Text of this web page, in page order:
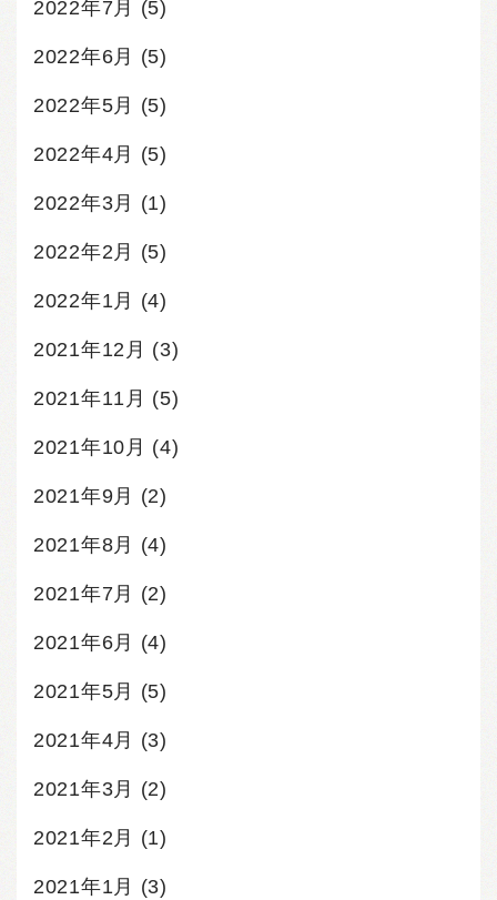
2022年7月 (5)
2022年6月 (5)
2022年5月 (5)
2022年4月 (5)
2022年3月 (1)
2022年2月 (5)
2022年1月 (4)
2021年12月 (3)
2021年11月 (5)
2021年10月 (4)
2021年9月 (2)
2021年8月 (4)
2021年7月 (2)
2021年6月 (4)
2021年5月 (5)
2021年4月 (3)
2021年3月 (2)
2021年2月 (1)
2021年1月 (3)